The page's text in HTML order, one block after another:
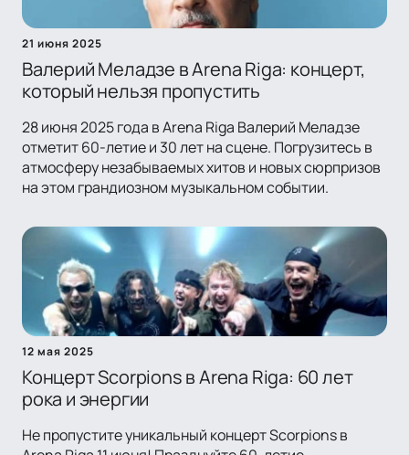
21 июня 2025
Валерий Меладзе в Arena Riga: концерт,
который нельзя пропустить
28 июня 2025 года в Arena Riga Валерий Меладзе
отметит 60-летие и 30 лет на сцене. Погрузитесь в
атмосферу незабываемых хитов и новых сюрпризов
на этом грандиозном музыкальном событии.
12 мая 2025
Концерт Scorpions в Arena Riga: 60 лет
рока и энергии
Не пропустите уникальный концерт Scorpions в